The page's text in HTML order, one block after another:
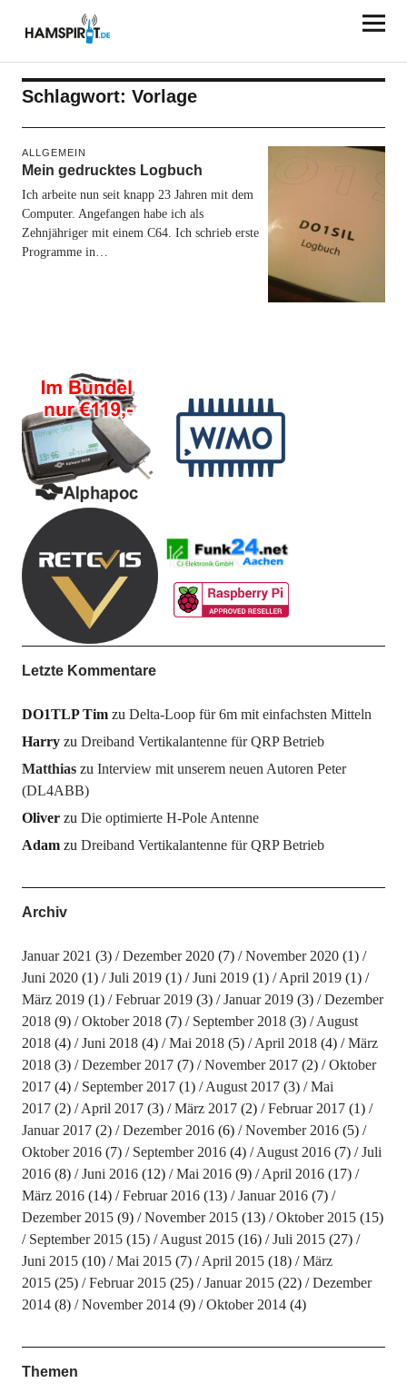
HAMSPIRIT.DE
Schlagwort: Vorlage
ALLGEMEIN
Mein gedrucktes Logbuch
Ich arbeite nun seit knapp 23 Jahren mit dem
Computer. Angefangen habe ich als
Zehnjähriger mit einem C64. Ich schrieb erste
Programme in…
Letzte Kommentare
DO1TLP Timzu Delta-Loop für 6m mit einfachsten Mitteln
Harryzu Dreiband Vertikalantenne für QRP Betrieb
Matthiaszu Interview mit unserem neuen Autoren Peter
(DL4ABB)
Oliverzu Die optimierte H-Pole Antenne
Adamzu Dreiband Vertikalantenne für QRP Betrieb
Archiv
Januar 2021 (3) Dezember 2020(7) November 2020(1)
Juni 2020(1) Juli 2019(1) Juni 2019(1) April 2019(1)
März 2019(1) Februar 2019(3) Januar 2019(3)
Dezember
2018(9) Oktober 2018(7) September 2018(3)
August
2018(4) Juni 2018(4) Mai 2018(5) April 2018(4)
März
2018(3) Dezember 2017(7) November 2017(2)
Oktober
2017(4) September 2017(1) August 2017(3)
Mai
2017(2) April 2017(3) März 2017(2) Februar 2017(1)
Januar 2017(2) Dezember 2016(6) November 2016(5)
Oktober 2016(7) September 2016(4) August 2016(7)
Juli
2016(8) Juni 2016(12) Mai 2016(9) April 2016(17)
März 2016(14) Februar 2016(13) Januar 2016(7)
Dezember 2015(9) November 2015(13) Oktober 2015(15)
September 2015(15) August 2015(16) Juli 2015(27)
Juni 2015(10) Mai 2015(7) April 2015(18)
März
2015(25) Februar 2015(25) Januar 2015(22)
Dezember
2014(8) November 2014(9) Oktober 2014(4)
Themen